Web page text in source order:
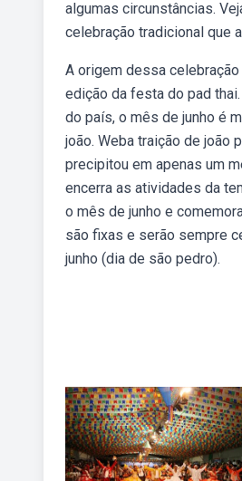
algumas circunstâncias.
celebração tradicional que
A origem dessa
edição da festa do pad
do país, o mês de junho é
joão. Weba traição de joão
precipitou em apenas um
encerra as atividades da
o mês de junho e
são fixas e serão sempre
junho (dia de são pedro).